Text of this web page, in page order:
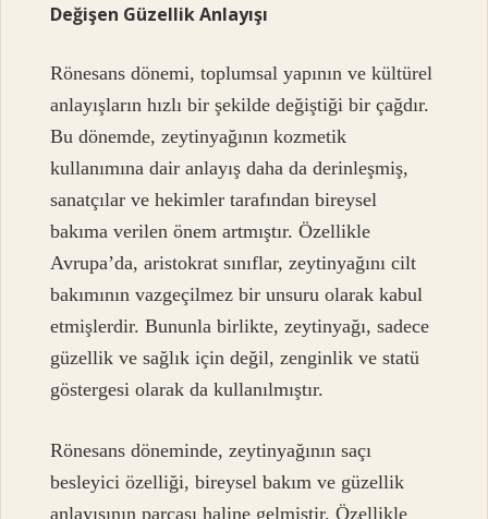
Değişen Güzellik Anlayışı
Rönesans dönemi, toplumsal yapının ve kültürel
anlayışların hızlı bir şekilde değiştiği bir çağdır.
Bu dönemde, zeytinyağının kozmetik
kullanımına dair anlayış daha da derinleşmiş,
sanatçılar ve hekimler tarafından bireysel
bakıma verilen önem artmıştır. Özellikle
Avrupa’da, aristokrat sınıflar, zeytinyağını cilt
bakımının vazgeçilmez bir unsuru olarak kabul
etmişlerdir. Bununla birlikte, zeytinyağı, sadece
güzellik ve sağlık için değil, zenginlik ve statü
göstergesi olarak da kullanılmıştır.
Rönesans döneminde, zeytinyağının saçı
besleyici özelliği, bireysel bakım ve güzellik
anlayışının parçası haline gelmiştir. Özellikle